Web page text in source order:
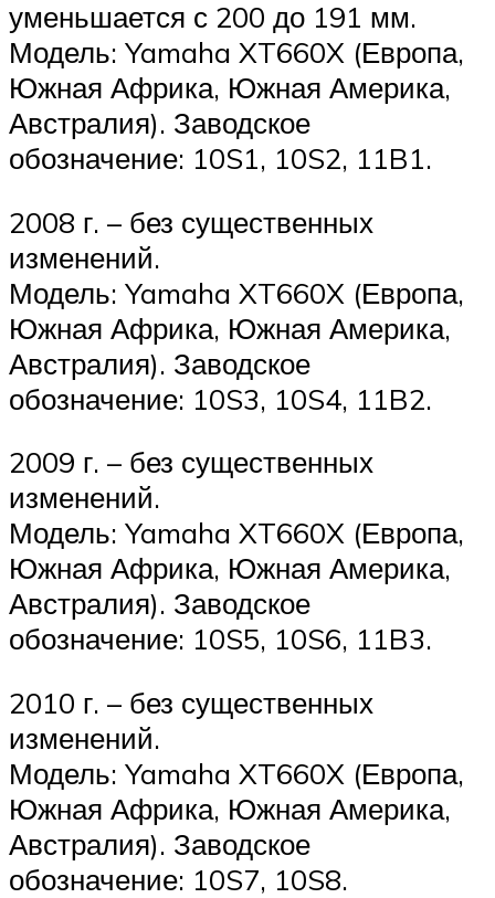
уменьшается с 200 до 191 мм.
Модель: Yamaha XT660X (Европа,
Южная Африка, Южная Америка,
Австралия). Заводское
обозначение: 10S1, 10S2, 11B1.
2008 г. – без существенных
изменений.
Модель: Yamaha XT660X (Европа,
Южная Африка, Южная Америка,
Австралия). Заводское
обозначение: 10S3, 10S4, 11B2.
2009 г. – без существенных
изменений.
Модель: Yamaha XT660X (Европа,
Южная Африка, Южная Америка,
Австралия). Заводское
обозначение: 10S5, 10S6, 11B3.
2010 г. – без существенных
изменений.
Модель: Yamaha XT660X (Европа,
Южная Африка, Южная Америка,
Австралия). Заводское
обозначение: 10S7, 10S8.